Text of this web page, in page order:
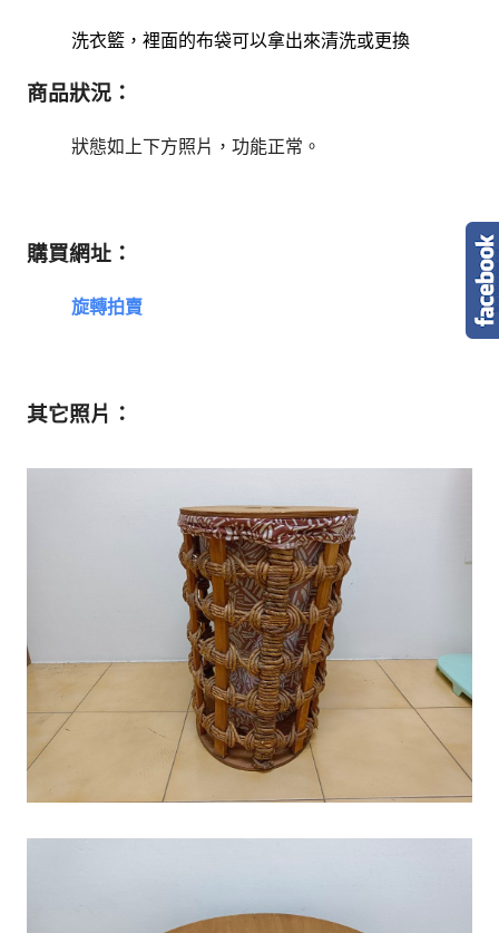
洗衣籃，裡面的布袋可以拿出來清洗或更換
商品狀況：
狀態如上下方照片， 功能正常。
購買網址：
旋轉拍賣
其它照片：